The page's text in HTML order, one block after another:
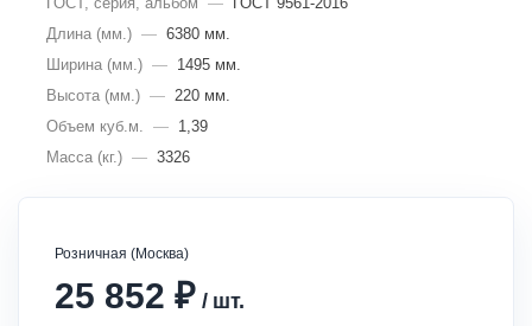
Длина (мм.) — 6380 мм.
Ширина (мм.) — 1495 мм.
Высота (мм.) — 220 мм.
Объем куб.м. — 1,39
Масса (кг.) — 3326
Розничная (Москва)
25 852 ₽ / шт.